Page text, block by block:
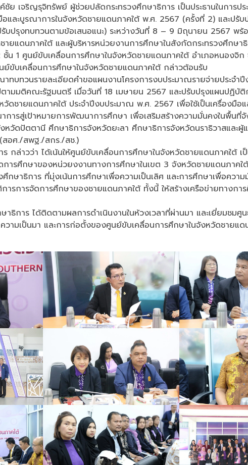
เจริญรุจิทรัพย์ ผู้ช่วยปลัดกระทรวงศึกษาธิการ เป็นประธานในการปร
และบูรณาการในจังหวัดชายแดนภาคใต้ พ.ศ. 2567 (ครั้งที่ 2) และปรั
บปรุงทบทวนตามข้อเสนอแนะ) ระหว่างวันที่ 8 – 9 มิถุนายน 2567 พร้
ายแดนภาคใต้ และผู้บริหารหน่วยงานการศึกษาในสังกัดกระทรวงศึกษ
ชั้น 1 ศูนย์ขับเคลื่อนการศึกษาในจังหวัดชายแดนภาคใต้ อำเภอหนองจิ
ย์ขับเคลื่อนการศึกษาในจังหวัดชายแดนภาคใต้ กล่าวต้อนรับ
าทบทวนรายละเอียดคำขอแผนงานโครงการงบประมาณรายจ่ายประจ
ามมติคณะรัฐมนตรี เมื่อวันที่ 18 เมษายน 2567 และปรับปรุงแผนปฏิบั
ดชายแดนภาคใต้ ประจำปีงบประมาณ พ.ศ. 2567 เพื่อใช้เป็นเครื่องมือ
การสู่เป้าหมายการพัฒนาการศึกษา เพื่อเสริมสร้างความมั่นคงในพื้นที่
หวัดปัตตานี ศึกษาธิการจังหวัดยะลา ศึกษาธิการจังหวัดนราธิวาสและ
สอศ./สพฐ./สกร./สช.)
กล่าวว่า ได้เน้นให้ศูนย์ขับเคลื่อนการศึกษาในจังหวัดชายแดนภาคใต้ เ
การศึกษาของหน่วยงงานทางการศึกษาในเขต 3 จังหวัดชายแดนภาคใ
กษาธิการ ที่มุ่งเน้นการศึกษาเพื่อความเป็นเลิศ และการศึกษาเพื่อควา
การจัดการศึกษาของชายแดนภาคใต้ ทั้งนี้ ให้สร้างเครือข่ายทางการ
ธิการ ได้ติดตามผลการดำเนินงานในห้วงเวลาที่ผ่านมา และเยี่ยมชมศู
วามเป็นมา และการก่อตั้งของศูนย์ขับเคลื่อนการศึกษาในจังหวัดชายแ